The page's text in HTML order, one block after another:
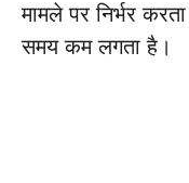
मामले पर निर्भर
समय कम लगता है।